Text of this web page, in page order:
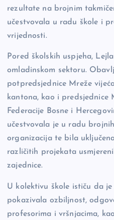
rezultate na brojnim
učestvovala u radu škole i
vrijednosti.
Pored školskih uspjeha,
omladinskom sektoru.
potpredsjednice Mreže
kantona, kao i predsjednice
Federacije Bosne i
učestvovala je u radu
organizacija te bila
različitih projekata
zajednice.
U kolektivu škole ističu da
pokazivala ozbiljnost,
profesorima i vršnjacima,